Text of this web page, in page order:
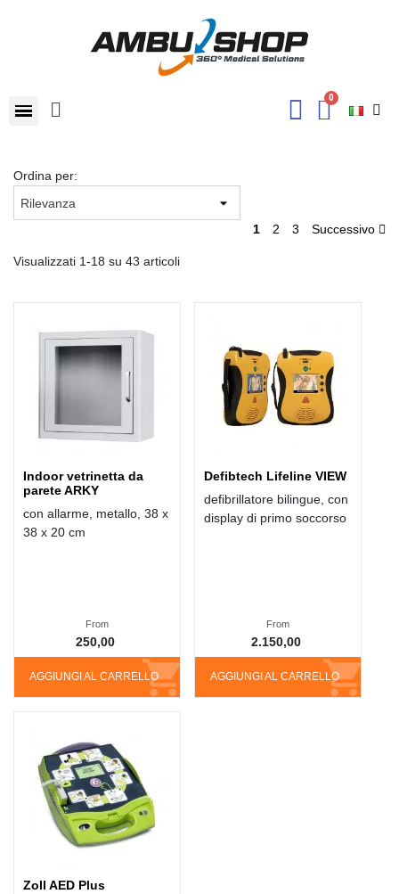
Ordina per:
1 2 3 Successivo
Visualizzati 1-18 su 43 articoli
Indoor vetrinetta da
parete ARKY
con allarme, metallo, 38 x
38 x 20 cm
AGGIUNGI AL CARRELLO
From
250,00
Defibtech Lifeline VIEW
defibrillatore bilingue, con
display di primo soccorso
AGGIUNGI AL CARRELLO
From
2.150,00
Zoll AED Plus